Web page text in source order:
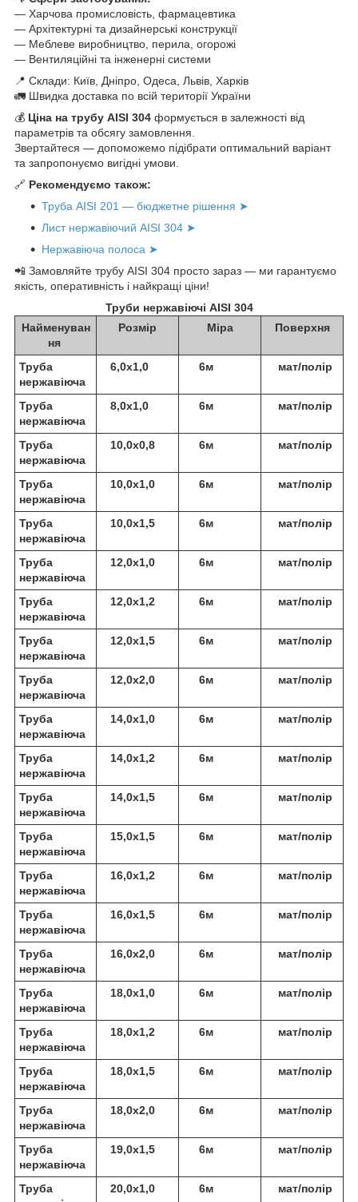
— Харчова промисловість, фармацевтика
— Архітектурні та дизайнерські конструкції
— Меблеве виробництво, перила, огорожі
— Вентиляційні та інженерні системи
📍 Склади: Київ, Дніпро, Одеса, Львів, Харків
🚛 Швидка доставка по всій території України
💰 Ціна на трубу AISI 304 формується в залежності від
параметрів та обсягу замовлення.
Звертайтеся — допоможемо підібрати оптимальний варіант
та запропонуємо вигідні умови.
🔗 Рекомендуємо також:
Труба AISI 201 — бюджетне рішення ➤
Лист нержавіючий AISI 304 ➤
Нержавіюча полоса ➤
📲 Замовляйте трубу AISI 304 просто зараз — ми гарантуємо
якість, оперативність і найкращі ціни!
Труби нержавіючі AISI 304
Найменуван
ня
Розмір Міра Поверхня
Труба
нержавіюча
6,0х1,0 6м мат/полір
Труба
нержавіюча
8,0х1,0 6м мат/полір
Труба
нержавіюча
10,0х0,8 6м мат/полір
Труба
нержавіюча
10,0х1,0 6м мат/полір
Труба
нержавіюча
10,0х1,5 6м мат/полір
Труба
нержавіюча
12,0х1,0 6м мат/полір
Труба
нержавіюча
12,0х1,2 6м мат/полір
Труба
нержавіюча
12,0х1,5 6м мат/полір
Труба
нержавіюча
12,0х2,0 6м мат/полір
Труба
нержавіюча
14,0х1,0 6м мат/полір
Труба
нержавіюча
14,0х1,2 6м мат/полір
Труба
нержавіюча
14,0х1,5 6м мат/полір
Труба
нержавіюча
15,0х1,5 6м мат/полір
Труба
нержавіюча
16,0х1,2 6м мат/полір
Труба
нержавіюча
16,0х1,5 6м мат/полір
Труба
нержавіюча
16,0х2,0 6м мат/полір
Труба
нержавіюча
18,0х1,0 6м мат/полір
Труба
нержавіюча
18,0х1,2 6м мат/полір
Труба
нержавіюча
18,0х1,5 6м мат/полір
Труба
нержавіюча
18,0х2,0 6м мат/полір
Труба
нержавіюча
19,0х1,5 6м мат/полір
Труба
20,0х1,0 6м мат/полір